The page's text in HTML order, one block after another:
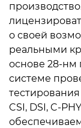
о своей
реальными
основе 28-нм
системе
CSI, DSI, C-